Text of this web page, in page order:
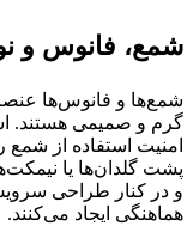
شمع، فانوس و
شمع‌ها و فانوس‌ها
گرم و صمیمی هستند.
امنیت استفاده از شمع
پشت گلدان‌ها یا
و در کنار طراحی
هماهنگی ایجاد می‌کنند.